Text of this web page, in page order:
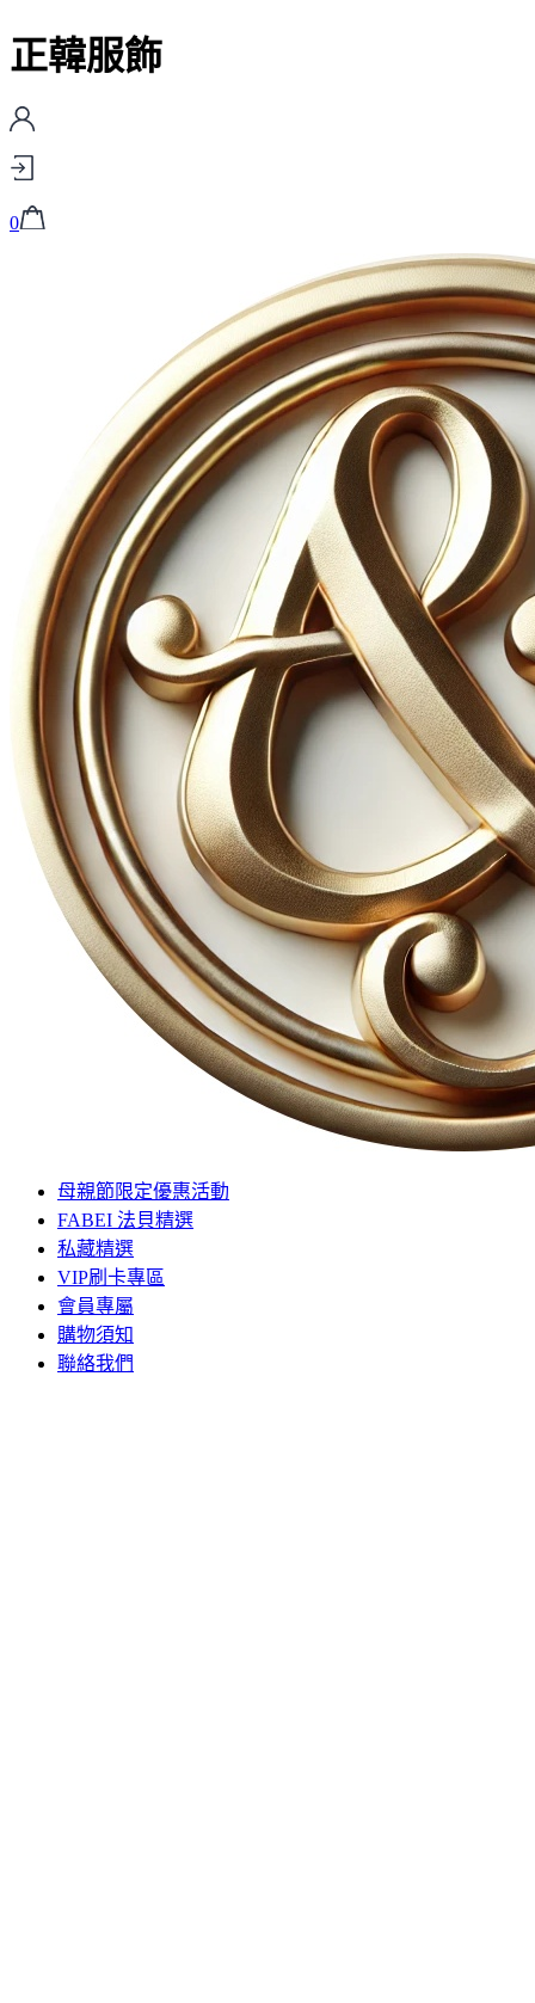
正韓服飾
0
母親節限定優惠活動
FABEI 法貝精選
私藏精選
VIP刷卡專區
會員專屬
購物須知
聯絡我們